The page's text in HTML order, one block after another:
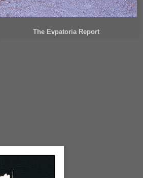
The Evpatoria Report